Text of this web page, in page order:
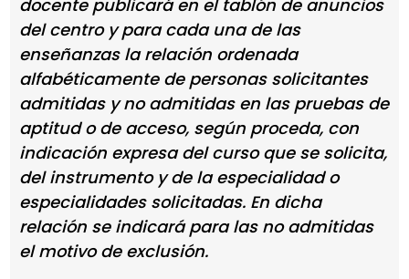
docente publicará en el tablón de anuncios
del centro y para cada una de las
enseñanzas la relación ordenada
alfabéticamente de personas solicitantes
admitidas y no admitidas en las pruebas de
aptitud o de acceso, según proceda, con
indicación expresa del curso que se solicita,
del instrumento y de la especialidad o
especialidades solicitadas. En dicha
relación se indicará para las no admitidas
el motivo de exclusión.